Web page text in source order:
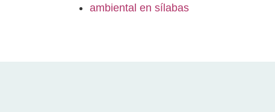
ambiental en sílabas